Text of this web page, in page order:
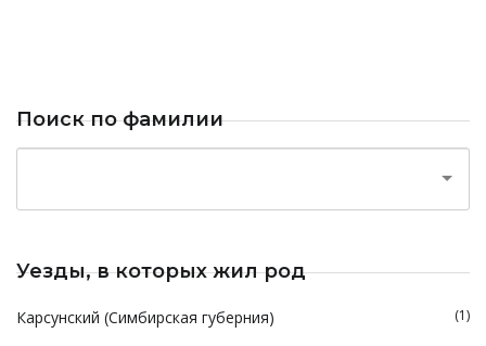
Поиск по фамилии
Уезды, в которых жил род
Карсунский (Симбирская губерния) (1)